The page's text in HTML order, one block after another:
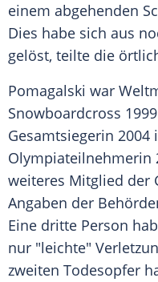
einem abgehenden
Dies habe sich aus
gelöst, teilte die
Pomagalski war
Snowboardcross
Gesamtsiegerin
Olympiateilnehmerin
weiteres Mitglied der
Angaben der
Eine dritte Person
nur "leichte"
zweiten Todesopfer